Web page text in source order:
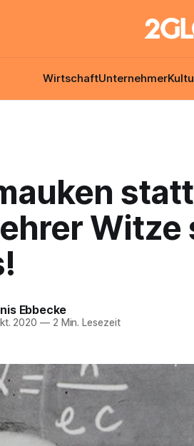
WirtschaftUnternehmer
Ebbecke
2020 —2 Min. Lesezeit